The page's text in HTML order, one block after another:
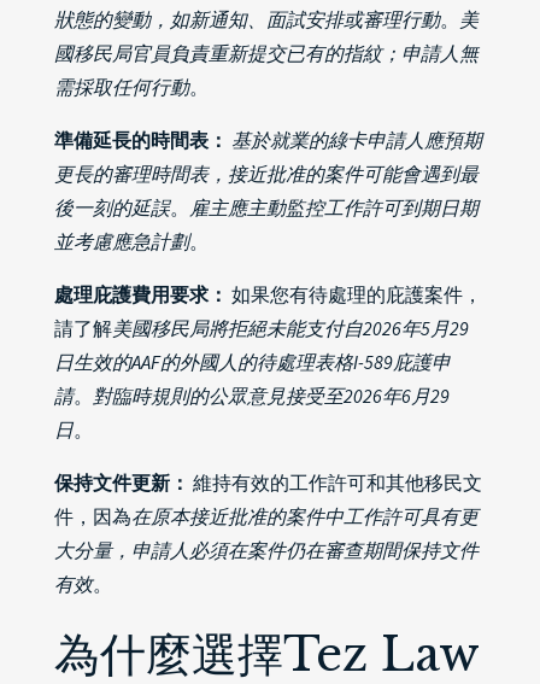
狀態的變動，如新通知、面試安排或審理行動。 美
國移民局官員負責重新提交已有的指紋；申請人無
需採取任何行動。
準備延長的時間表： 基於就業的綠卡申請人應預期
更長的審理時間表，接近批准的案件可能會遇到最
後一刻的延誤。
雇主應主動監控工作許可到期日期
並考慮應急計劃。
處理庇護費用要求： 如果您有待處理的庇護案件，
請了解美國移民局將拒絕未能支付自2026年5月29
日生效的AAF的外國人的待處理表格I-589庇護申
請。 對臨時規則的公眾意見接受至2026年6月29
日。
保持文件更新： 維持有效的工作許可和其他移民文
件，因為在原本接近批准的案件中工作許可具有更
大分量，申請人必須在案件仍在審查期間保持文件
有效。
為什麼選擇Tez Law